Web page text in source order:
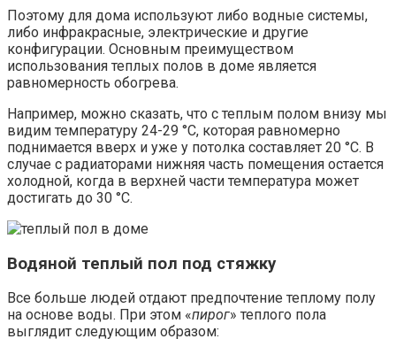
Поэтому для дома используют либо водные системы,
либо инфракрасные, электрические и другие
конфигурации. Основным преимуществом
использования теплых полов в доме является
равномерность обогрева.
Например, можно сказать, что с теплым полом внизу мы
видим температуру 24-29 °C, которая равномерно
поднимается вверх и уже у потолка составляет 20 °C. В
случае с радиаторами нижняя часть помещения остается
холодной, когда в верхней части температура может
достигать до 30 °C.
Водяной теплый пол под стяжку
Все больше людей отдают предпочтение теплому полу
на основе воды. При этом «пирог» теплого пола
выглядит следующим образом: